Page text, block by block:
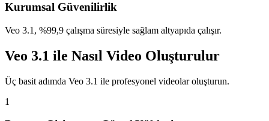
Kurumsal Güvenilirlik
Veo 3.1, %99,9 çalışma süresiyle sağlam altyapıda çalışır.
Veo 3.1 ile Nasıl Video Oluşturulur
Üç basit adımda Veo 3.1 ile profesyonel videolar oluşturun.
1